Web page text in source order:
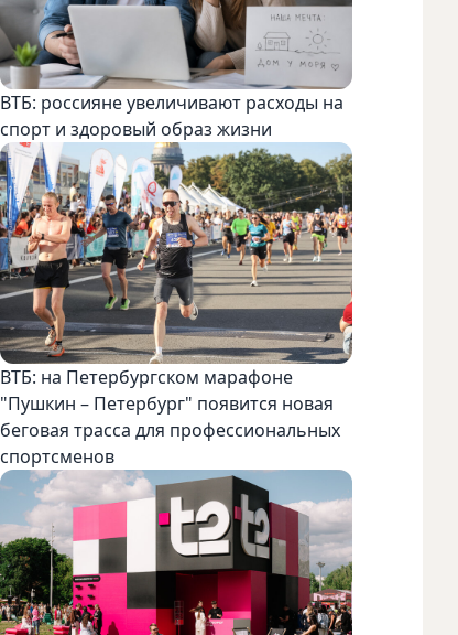
ВТБ: россияне увеличивают расходы на
спорт и здоровый образ жизни
ВТБ: на Петербургском марафоне
"Пушкин – Петербург" появится новая
беговая трасса для профессиональных
спортсменов